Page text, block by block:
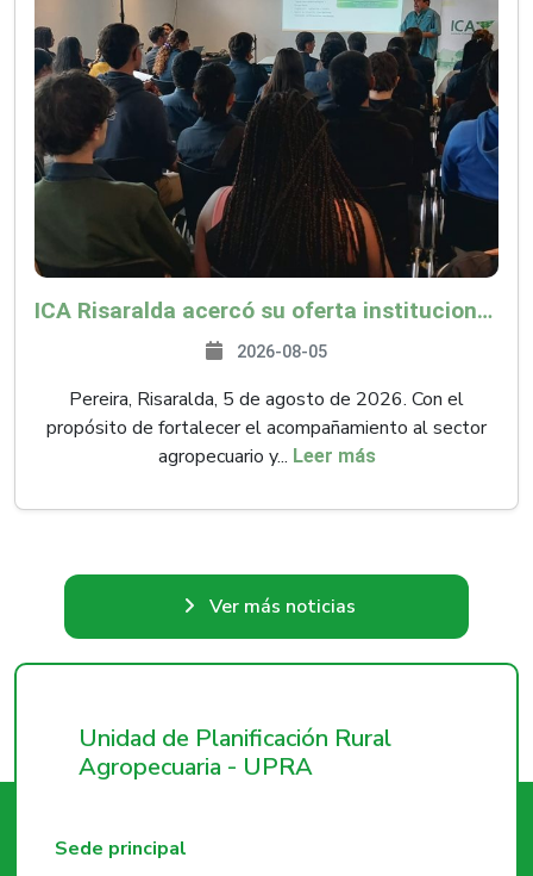
ICA Risaralda acercó su oferta institucional a productores y emprendedores en Expocamello
2026-08-05
Pereira, Risaralda, 5 de agosto de 2026. Con el
propósito de fortalecer el acompañamiento al sector
agropecuario y... Leer más
Ver más noticias
Unidad de Planificación Rural
Agropecuaria - UPRA
Sede principal